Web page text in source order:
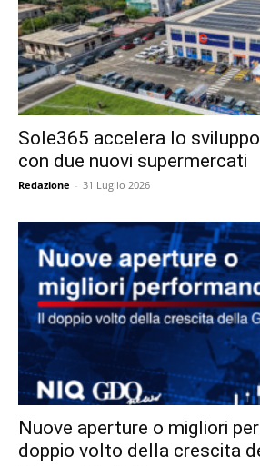
Sole365 accelera lo
con due nuovi supermercati
Redazione - 31 Luglio 2026
Nuove aperture o migliori
doppio volto della crescita